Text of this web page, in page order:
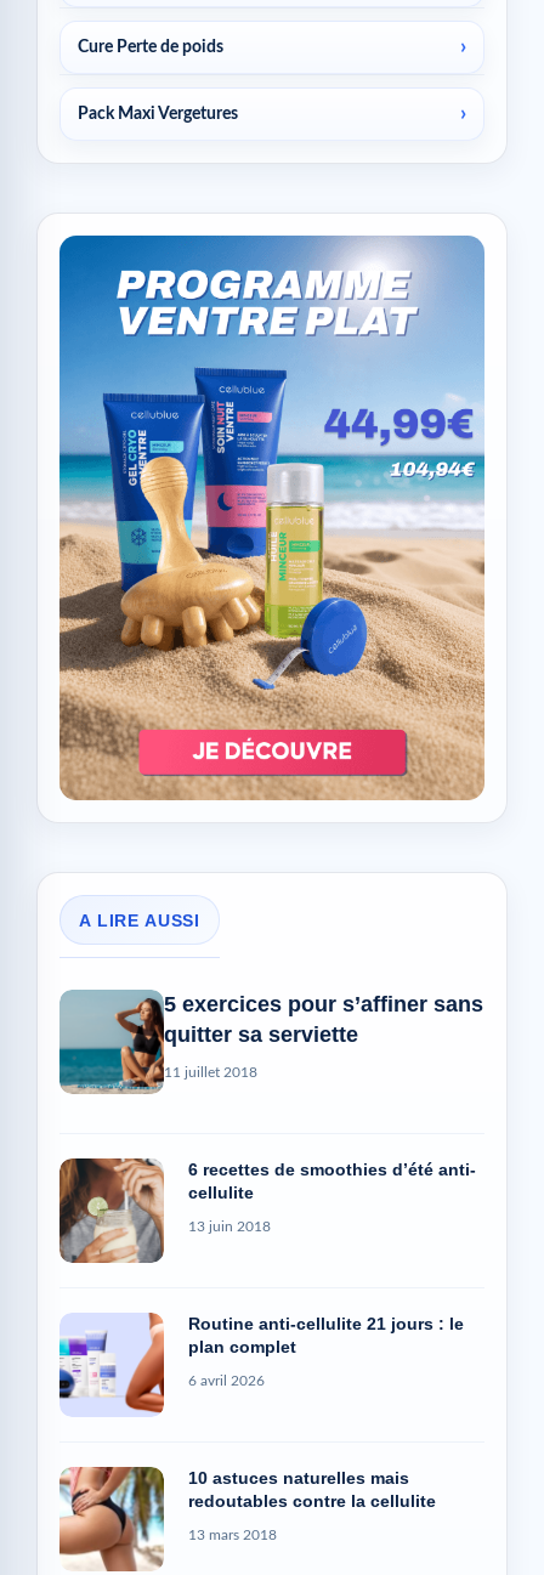
Cure Perte de poids
Pack Maxi Vergetures
A LIRE AUSSI
5 exercices pour s’affiner sans
quitter sa serviette
11 juillet 2018
6 recettes de smoothies d’été anti-
cellulite
13 juin 2018
Routine anti-cellulite 21 jours : le
plan complet
6 avril 2026
10 astuces naturelles mais
redoutables contre la cellulite
13 mars 2018